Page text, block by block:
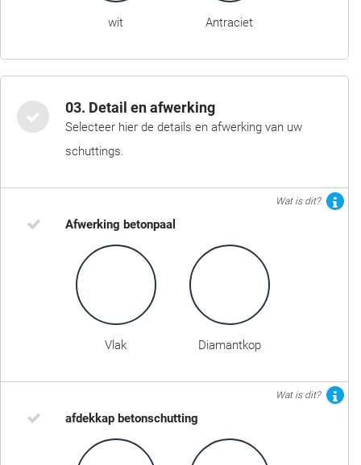
wit Antraciet
03. Detail en afwerking
Selecteer hier de details en afwerking van uw
schuttings.
Wat is dit?
Afwerking betonpaal
Vlak Diamantkop
Wat is dit?
afdekkap betonschutting